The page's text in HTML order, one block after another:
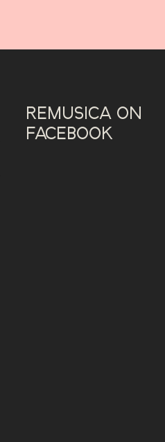
REMUSICA ON
FACEBOOK